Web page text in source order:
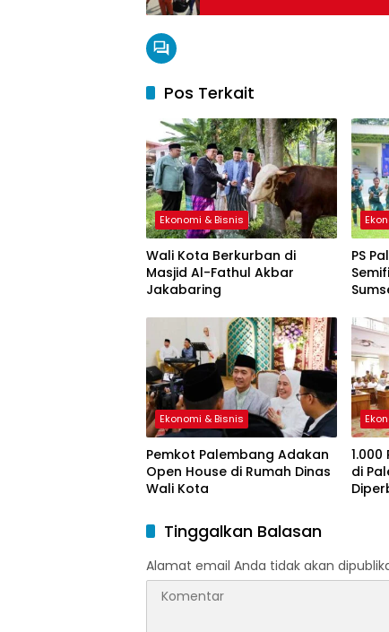
Pos Terkait
Ekonomi & Bisnis
Wali Kota Berkurban di
Masjid Al-Fathul Akbar
Jakabaring
PS
Ekonomi & Bisnis
Pemkot Palembang Adakan
Open House di Rumah Dinas
Wali Kota
di
Tinggalkan Balasan
Alamat email Anda tidak akan